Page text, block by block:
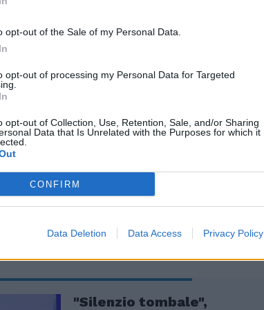
opt-out of the Sale of my Personal Data.
opt-out of processing my Personal Data for Targeted
opt-out of Collection, Use, Retention, Sale, and/or Sharing
Data that Is Unrelated with the Purposes for which it
CONFIRM
Data Deletion Data Access Privacy Policy
e non sarà certo il Movimento 5 Stelle
pubblicano le redazioni. Solidarietà
di Libero, Il Giornale e Il Tempo
fatwa pentastellata. Il giornalismo
un valore che una democrazia matura
italiana deve difendere a spada tratta.
non accade con questa sinistra che
solo se sono amici del partito. Ed
che se si chiedono chiarimenti sulla
Scarpinato, allora si finisca in un clima
della Corea del Nord. Scarpinato si
faccia audire dalla Commissione
"Silenzio tombale",